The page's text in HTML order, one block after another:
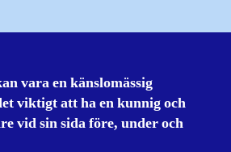
vara en känslomässig
viktigt att ha en kunnig och
vid sin sida före, under och